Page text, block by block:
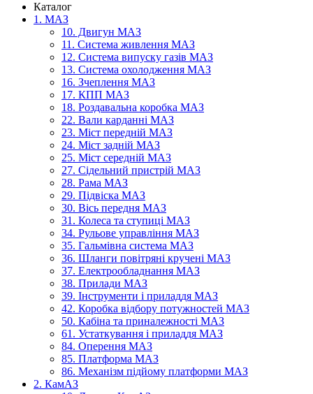
Каталог
1. МАЗ
10. Двигун МАЗ
11. Система живлення МАЗ
12. Система випуску газів МАЗ
13. Система охолодження МАЗ
16. Зчеплення МАЗ
17. КПП МАЗ
18. Роздавальна коробка МАЗ
22. Вали карданні МАЗ
23. Міст передній МАЗ
24. Міст задній МАЗ
25. Міст середній МАЗ
27. Сідельний пристрій МАЗ
28. Рама МАЗ
29. Підвіска МАЗ
30. Вісь передня МАЗ
31. Колеса та ступиці МАЗ
34. Рульове управління МАЗ
35. Гальмівна система МАЗ
36. Шланги повітряні кручені МАЗ
37. Електрообладнання МАЗ
38. Прилади МАЗ
39. Інструменти і приладдя МАЗ
42. Коробка відбору потужностей МАЗ
50. Кабіна та приналежності МАЗ
61. Устаткування і приладдя МАЗ
84. Оперення МАЗ
85. Платформа МАЗ
86. Механізм підйому платформи МАЗ
2. КамАЗ